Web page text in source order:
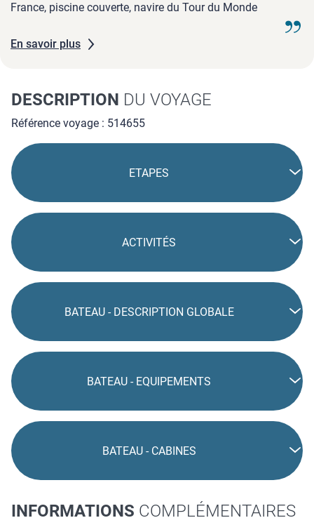
France, piscine couverte, navire du Tour du Monde
En savoir plus
DESCRIPTION DU VOYAGE
Référence voyage : 514655
ETAPES
ACTIVITÉS
BATEAU - DESCRIPTION GLOBALE
BATEAU - EQUIPEMENTS
BATEAU - CABINES
INFORMATIONS COMPLÉMENTAIRES